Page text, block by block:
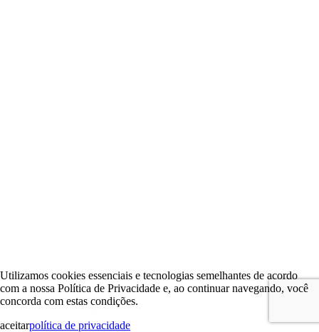
Utilizamos cookies essenciais e tecnologias semelhantes de acordo
com a nossa Política de Privacidade e, ao continuar navegando, você
concorda com estas condições.
aceitarpolítica de privacidade